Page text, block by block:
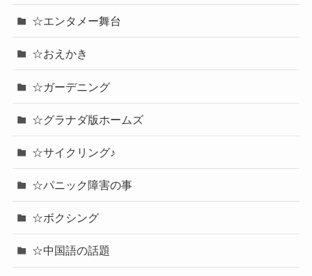
☆エンタメー舞台
☆おえかき
☆ガーデニング
☆グラナダ版ホームズ
☆サイクリング♪
☆パニック障害の事
☆ボクシング
☆中国語の話題